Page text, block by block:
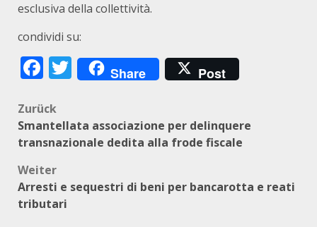
esclusiva della collettività.
condividi su:
Facebook
Twitter
Share Post
Beitragsnavigation
Zurück
Smantellata associazione per delinquere
transnazionale dedita alla frode fiscale
Weiter
Arresti e sequestri di beni per bancarotta e reati
tributari